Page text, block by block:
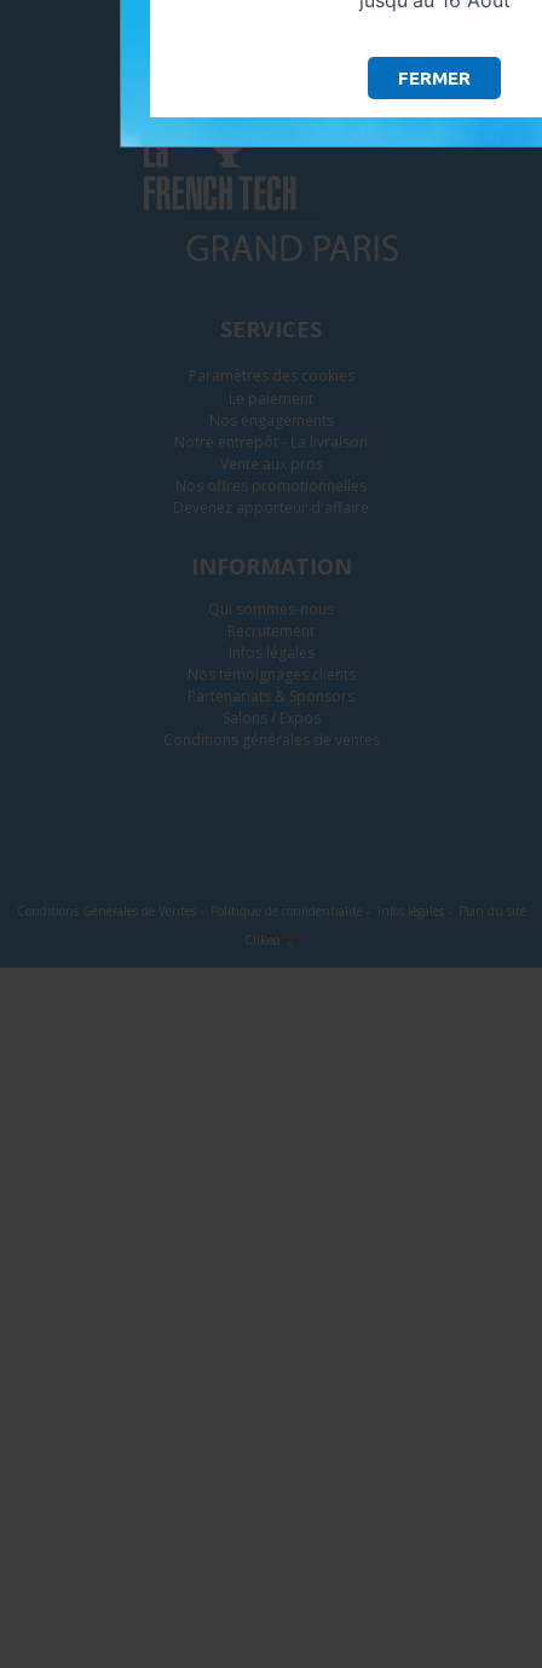
SERVICES
Paramètres des cookies
Le paiement
Nos engagements
Notre entrepôt - La livraison
Vente aux pros
Nos offres promotionnelles
Devenez apporteur d'affaire
INFORMATION
Qui sommes-nous
Recrutement
Infos légales
Nos témoignages clients
Partenariats & Sponsors
Salons / Expos
Conditions générales de ventes
Conditions Générales de Ventes- Politique de confidentialité - Infos légales- Plan du site
Clikeo
FERMER